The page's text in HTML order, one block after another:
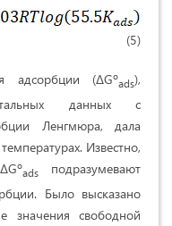
адсорбции (ΔGºads),
данных с
Ленгмюра, дала
Известно,
adsподразумевают
Было высказано
значения свободной